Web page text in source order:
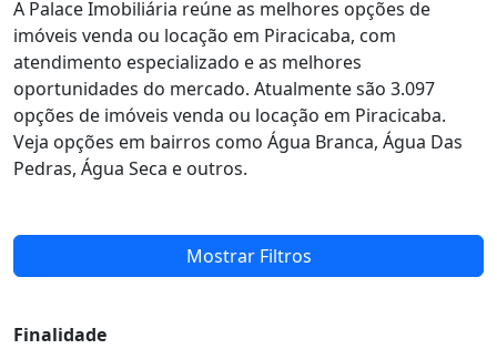
atendimento especializado e as melhores
oportunidades do mercado. Atualmente são 3.097
opções de imóveis venda ou locação em Piracicaba.
Veja opções em bairros como Água Branca, Água Das
Pedras, Água Seca e outros.